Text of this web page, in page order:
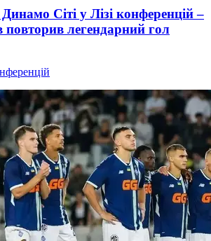
Сіті у Лізі конференцій –
повторив легендарний гол